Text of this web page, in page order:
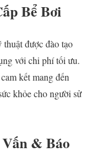
Bể Bơi
được đào tạo
với chi phí tối ưu.
kết mang đến
khỏe cho người sử
& Báo